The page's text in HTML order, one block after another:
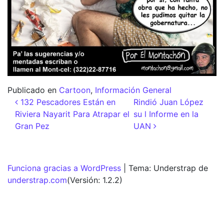
Publicado en Cartoon, Información General
Navegación de entradas
132 Pescadores Están en
Riviera Nayarit Para Atrapar el
Gran Pez
Rindió Juan López
su l Informe en la
UAN
Funciona gracias a WordPress
Tema: Understrap de
understrap.com(Versión: 1.2.2)